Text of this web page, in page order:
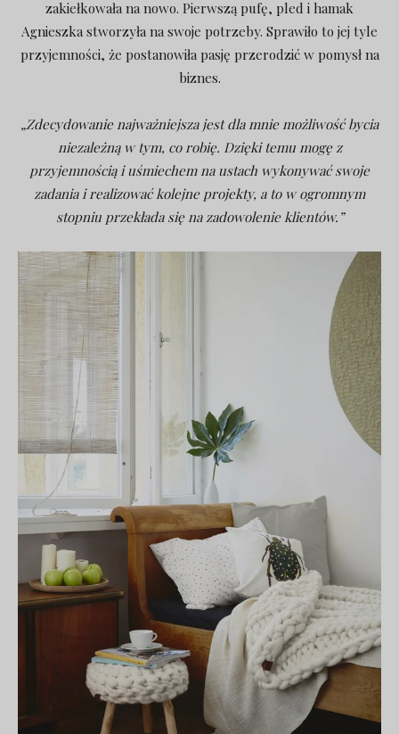
zakiełkowała na nowo. Pierwszą pufę, pled i hamak
Agnieszka stworzyła na swoje potrzeby. Sprawiło to jej tyle
przyjemności, że postanowiła pasję przerodzić w pomysł na
biznes.
„Zdecydowanie najważniejsza jest dla mnie możliwość bycia
niezależną w tym, co robię. Dzięki temu mogę z
przyjemnością i uśmiechem na ustach wykonywać swoje
zadania i realizować kolejne projekty, a to w ogromnym
stopniu przekłada się na zadowolenie klientów.”